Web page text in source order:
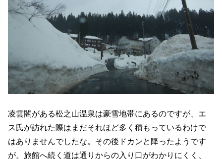
凌雲閣がある松之山温泉は豪雪地帯にあるのですが、エ
ス氏が訪れた際はまだそれほど多く積もっているわけで
はありませんでしたな。その後ドカンと降ったようです
が。旅館へ続く道は通りからの入り口がわかりにくく、